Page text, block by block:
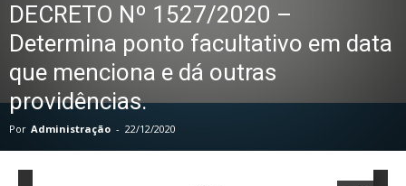
DECRETO Nº 1527/2020 –
Determina ponto facultativo em data
que menciona e dá outras
providências.
Por Administração - 22/12/2020